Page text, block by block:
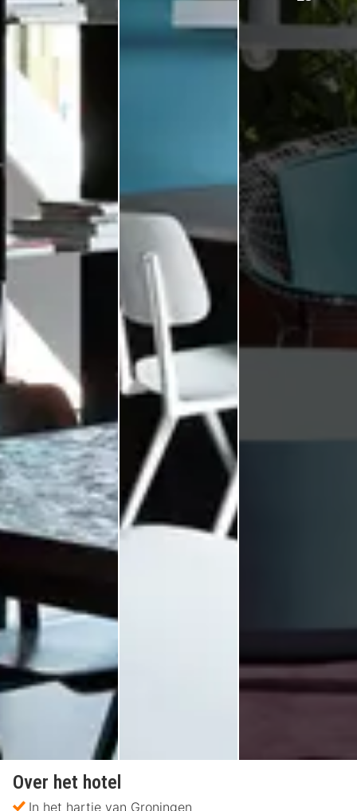
Over het hotel
In het hartje van Groningen